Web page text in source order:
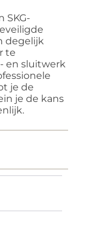
SKG-
degelijk
te
en sluitwerk
je de
je de kans